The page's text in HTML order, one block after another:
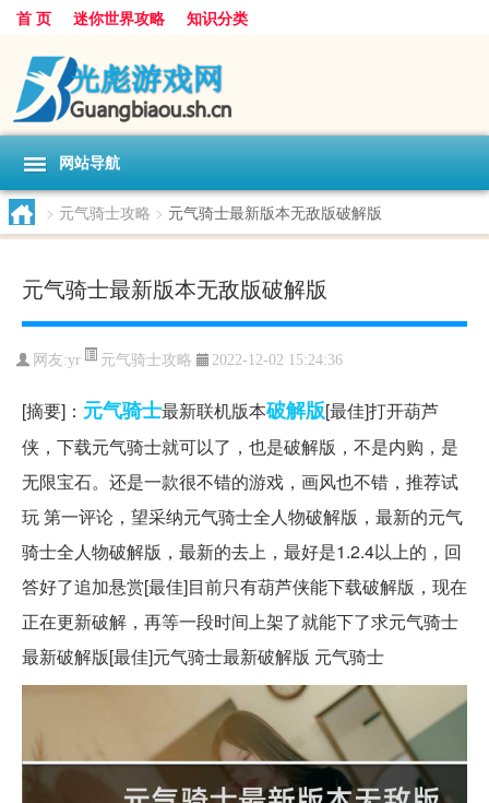
首 页 迷你世界攻略 知识分类
网站导航
> 元气骑士攻略 > 元气骑士最新版本无敌版破解版
元气骑士最新版本无敌版破解版
网友:yr 元气骑士攻略 2022-12-02 15:24:36
[摘要]： 元气骑士最新联机版本破解版[最佳]打开葫芦
侠，下载元气骑士就可以了，也是破解版，不是内购，是
无限宝石。还是一款很不错的游戏，画风也不错，推荐试
玩 第一评论，望采纳元气骑士全人物破解版，最新的元气
骑士全人物破解版，最新的去上，最好是1.2.4以上的，回
答好了追加悬赏[最佳]目前只有葫芦侠能下载破解版，现在
正在更新破解，再等一段时间上架了就能下了求元气骑士
最新破解版[最佳]元气骑士最新破解版 元气骑士